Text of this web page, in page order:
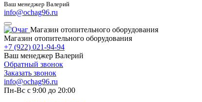
Ваш менеджер Валерий
info@ochag96.ru
Магазин отопительного оборудования
Магазин отопительного оборудования
+7 (922) 021-94-94
Ваш менеджер Валерий
Обратный звонок
Заказать звонок
info@ochag96.ru
Пн-Вс с 9:00 до 20:00